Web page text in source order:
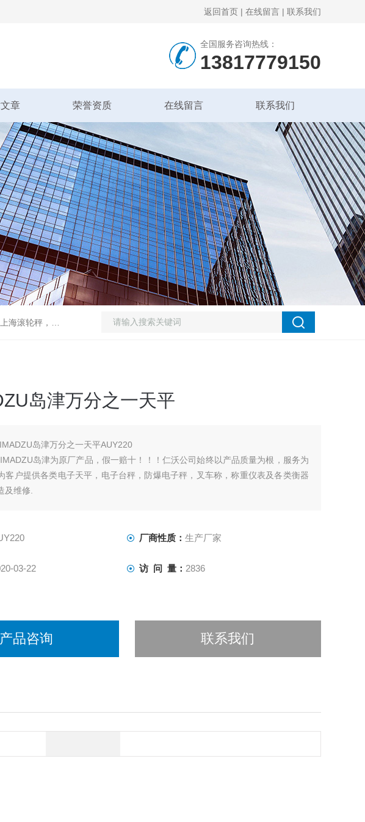
返回首页 | 在线留言 | 联系我们
全国服务咨询热线：
13817779150
章 荣誉资质 在线留言 联系我们
无线打印吊秤
岛津万分之一天平
岛津万分之一天平AUY220
岛津为原厂产品，假一赔十！！！仁沃公司始终以产品质量为根，服务为
客户提供各类电子天平，电子台秤，防爆电子秤，叉车称，称重仪表及各类衡器
及维修.
厂商性质： 生产厂家
03-22 访 问 量： 2836
产品咨询 联系我们